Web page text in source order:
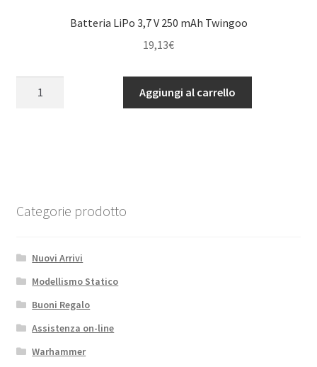
Batteria LiPo 3,7 V 250 mAh Twingoo
19,13€
quantità
Aggiungi al carrello
Categorie prodotto
Nuovi Arrivi
Modellismo Statico
Buoni Regalo
Assistenza on-line
Warhammer